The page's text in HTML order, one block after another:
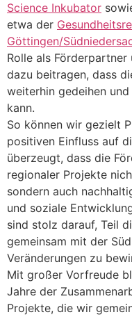
Science Inkubator
etwa der
Göttingen/
Rolle als
dazu beitragen, dass
weiterhin gedeihen
kann.
So können wir gezielt
positiven Einfluss auf
überzeugt, dass die
regionaler Projekte
sondern auch
und soziale
sind stolz darauf, Teil
gemeinsam mit der
Veränderungen zu
Mit großer Vorfreude
Jahre der
Projekte, die wir